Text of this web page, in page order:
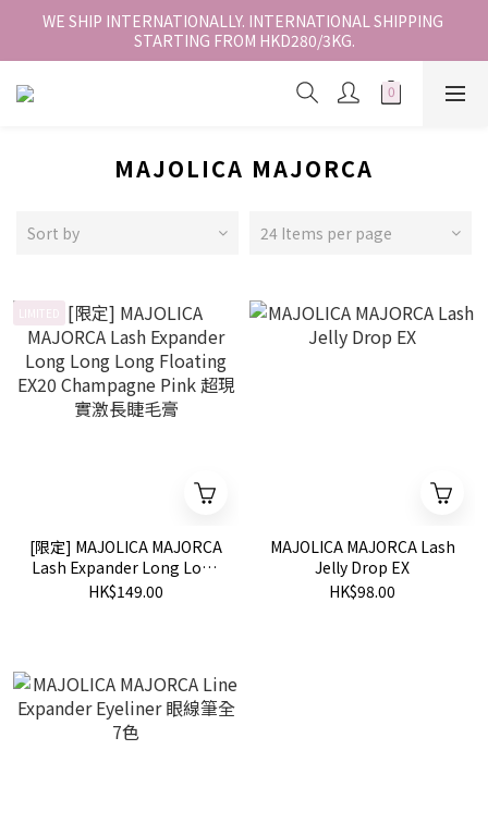
香港地區全店免運。免運費適用於香港順豐站、營業點或智能櫃取
件。
WE SHIP INTERNATIONALLY. INTERNATIONAL SHIPPING
STARTING FROM HKD280/3KG.
香港地區全店免運。免運費適用於香港順豐站、營業點或智能櫃取
MAJOLICA MAJORCA
Sort by 24 Items per page
[限定] MAJOLICA MAJORCA
Lash Expander Long Long
Long Floating EX20
HK$149.00
MAJOLICA MAJORCA Lash
Jelly Drop EX
HK$98.00